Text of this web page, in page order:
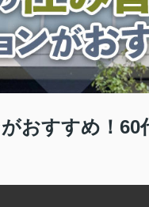
おすすめ！60